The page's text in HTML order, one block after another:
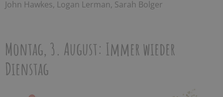
John Hawkes, Logan Lerman, Sarah Bolger
Montag, 3. August: Immer wieder
Dienstag